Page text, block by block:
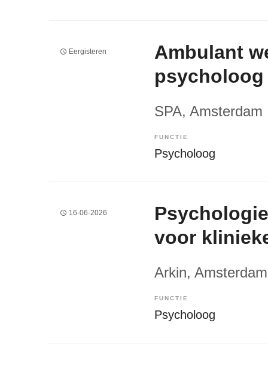
Eergisteren
Ambulant
psycholoog
SPA, Amsterdam
FUNCTIE
Psycholoog
16-06-2026
voor
Arkin, Amsterdam
FUNCTIE
Psycholoog